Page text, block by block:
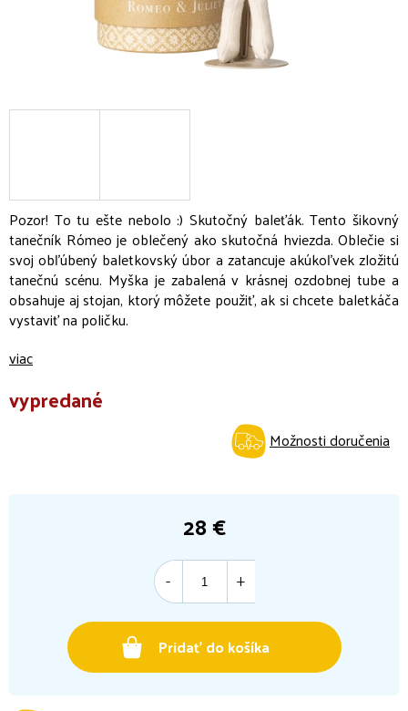
vypredané
Možnosti doručenia
Pozor! To tu ešte nebolo :) Skutočný baleťák. Tento šikovný
tanečník Rómeo je oblečený ako skutočná hviezda. Oblečie si
svoj obľúbený baletkovský úbor a zatancuje akúkoľvek zložitú
tanečnú scénu. Myška je zabalená v krásnej ozdobnej tube a
obsahuje aj stojan, ktorý môžete použiť, ak si chcete baletkáča
vystaviť na poličku.
viac
28 €
cena:
Pridať do košíka